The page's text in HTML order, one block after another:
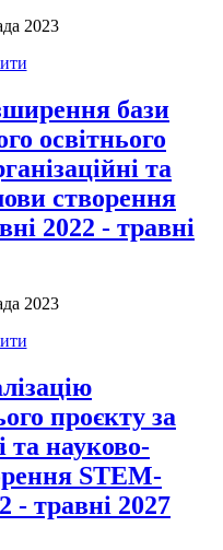
2023
бази
освітнього
та
створення
2022 - травні
2023
проєкту за
та науково-
STEM-
- травні 2027